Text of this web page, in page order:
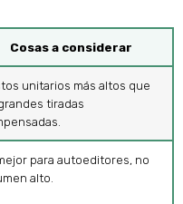
Cosas a considerar
unitarios más altos que
tiradas
para autoeditores, no
alto.